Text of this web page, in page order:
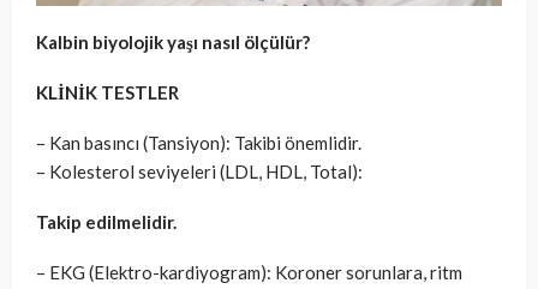
Kalbin biyolojik yaşı nasıl ölçülür?
KLİNİK TESTLER
– Kan basıncı (Tansiyon): Takibi önemlidir.
– Kolesterol seviyeleri (LDL, HDL, Total):
Takip edilmelidir.
– EKG (Elektro-kardiyogram): Koroner sorunlara, ritm